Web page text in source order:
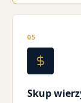
05
Skup